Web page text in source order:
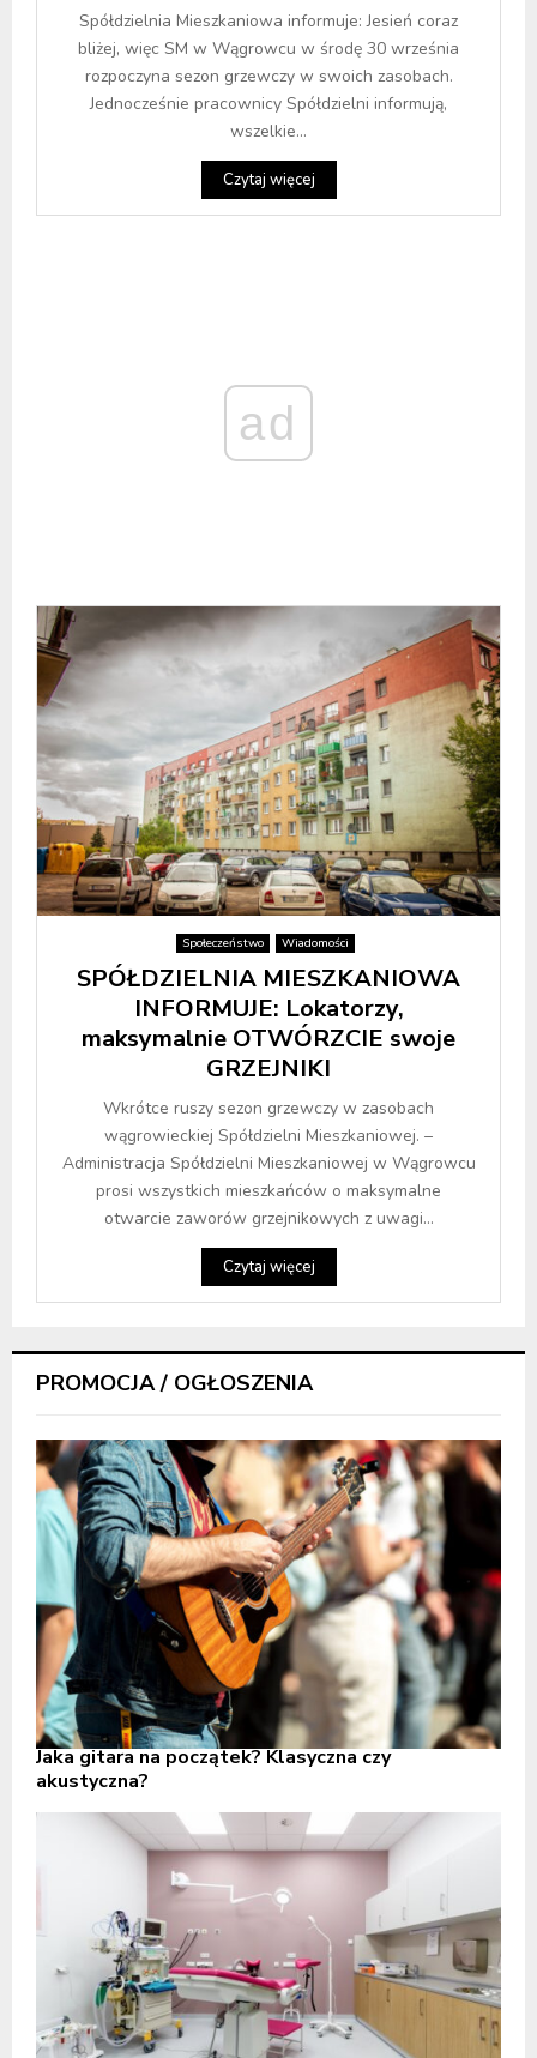
Spółdzielnia Mieszkaniowa informuje: Jesień coraz
bliżej, więc SM w Wągrowcu w środę 30 września
rozpoczyna sezon grzewczy w swoich zasobach.
Jednocześnie pracownicy Spółdzielni informują,
wszelkie...
Czytaj więcej
ad
Społeczeństwo Wiadomości
SPÓŁDZIELNIA MIESZKANIOWA
INFORMUJE: Lokatorzy,
maksymalnie OTWÓRZCIE swoje
GRZEJNIKI
Wkrótce ruszy sezon grzewczy w zasobach
wągrowieckiej Spółdzielni Mieszkaniowej. –
Administracja Spółdzielni Mieszkaniowej w Wągrowcu
prosi wszystkich mieszkańców o maksymalne
otwarcie zaworów grzejnikowych z uwagi...
Czytaj więcej
PROMOCJA / OGŁOSZENIA
Jaka gitara na początek? Klasyczna czy
akustyczna?